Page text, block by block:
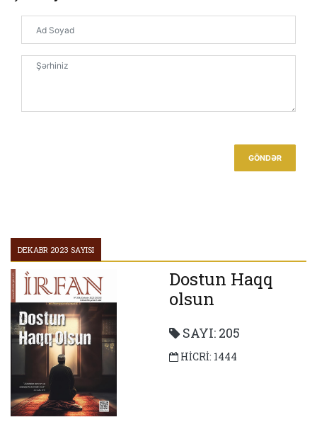
xurafat
Xurafatlar
Xurafatlarla Mübarizə
GÖNDƏR
DEKABR 2023 SAYISI
Dostun Haqq
olsun
SAYI: 205
HİCRİ: 1444